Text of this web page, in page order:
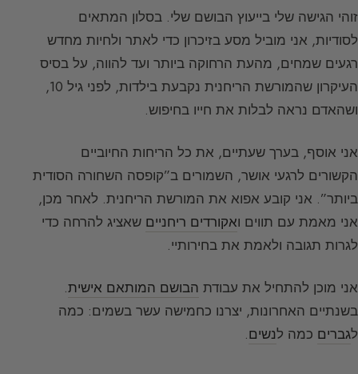
זוהי הגישה שלי בייעוץ הבושם שלי. בסלון המתאים
לסודיות, אני מוביל מסע בזיכרון כדי לאתר ולחיות מחדש
רגעים שמחים, מהעת הרחוקה ביותר ועד להווה, על בסיס
העיקרון שהמורשת הריחנית נקבעת בילדות, לפני גיל 10,
ושהאדם נראה לבלות את חייו בחיפוש.
אני אוסף, בערך שעתיים, את כל הריחות החיוביים
הקשורים לרגעי אושר, השמורים ב”קופסה השחורה הסודית
ביותר”. אני קובע אפוא את המורשת הריחנית. לאחר מכן,
אני מאמת עם תווים ואקורדים ריחניים שאציג להרחה כדי
לגרות תגובה ולאמת את בחירותיי.
אני מוכן להתחיל את עבודת הבושם המותאם אישית.
בשנתיים האחרונות, יצרנו כחמישה עשר בשמים: כמה
לגברים כמה לנשים.